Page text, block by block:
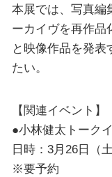
本展では、写真編
ーカイヴを再作品
と映像作品を発表
たい。
【関連イベント】
●小林健太トーク
日時：3月26日（
※要予約